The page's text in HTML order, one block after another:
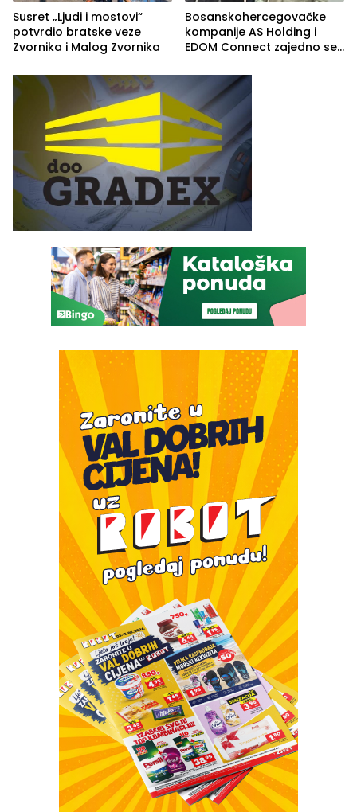
Susret „Ljudi i mostovi“
potvrdio bratske veze
Zvornika i Malog Zvornika
Bosanskohercegovačke
kompanije AS Holding i
EDOM Connect zajedno se